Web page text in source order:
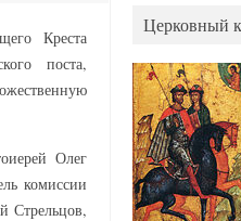
Креста
поста,
Олег
комиссии
Стрельцов,
Церковный